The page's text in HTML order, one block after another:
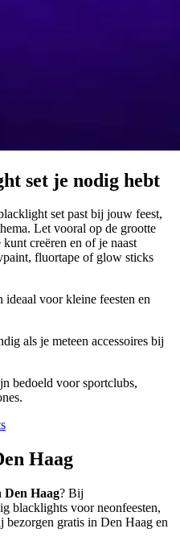
set je nodig hebt
set past bij jouw feest,
Let vooral op de grootte
creëren en of je naast
fluortape of glow sticks
voor kleine feesten en
als je meteen accessoires bij
bedoeld voor sportclubs,
Haag
Haag? Bij
blacklights voor neonfeesten,
bezorgen gratis in Den Haag en